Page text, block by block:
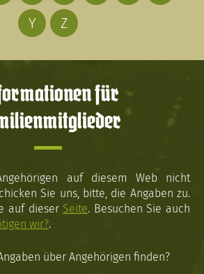
Y
Z
für
auf diesem Web nicht
Sie uns, bitte, die Angaben zu.
auf dieser Seite. Besuchen Sie auch
wir?.
über Angehörigen finden?